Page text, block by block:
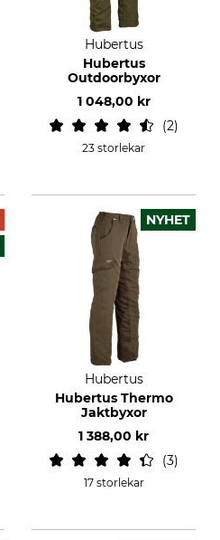
Hubertus
Hubertus
Outdoorbyxor
1 048,00 kr
2
23 storlekar
NYHET
Hubertus
Hubertus Thermo
Jaktbyxor
1 388,00 kr
3
17 storlekar